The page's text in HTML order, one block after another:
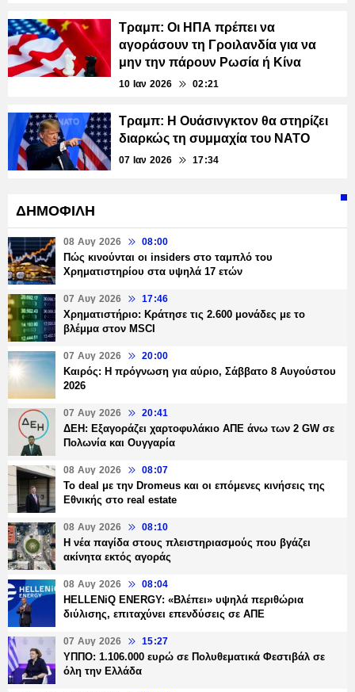
Τραμπ: Οι ΗΠΑ πρέπει να
αγοράσουν τη Γροιλανδία για να
μην την πάρουν Ρωσία ή Κίνα
10 Ιαν 2026 02:21
Τραμπ: Η Ουάσινγκτον θα στηρίζει
διαρκώς τη συμμαχία του ΝΑΤΟ
07 Ιαν 2026 17:34
ΔΗΜΟΦΙΛΗ
08 Αυγ 2026 08:00
Πώς κινούνται οι insiders στο ταμπλό του
Χρηματιστηρίου στα υψηλά 17 ετών
07 Αυγ 2026 17:46
Χρηματιστήριο: Κράτησε τις 2.600 μονάδες με το
βλέμμα στον MSCI
07 Αυγ 2026 20:00
Καιρός: Η πρόγνωση για αύριο, Σάββατο 8 Αυγούστου
2026
07 Αυγ 2026 20:41
ΔΕΗ: Εξαγοράζει χαρτοφυλάκιο ΑΠΕ άνω των 2 GW σε
Πολωνία και Ουγγαρία
08 Αυγ 2026 08:07
Το deal με την Dromeus και οι επόμενες κινήσεις της
Εθνικής στο real estate
08 Αυγ 2026 08:10
Η νέα παγίδα στους πλειστηριασμούς που βγάζει
ακίνητα εκτός αγοράς
08 Αυγ 2026 08:04
HELLENiQ ENERGY: «Βλέπει» υψηλά περιθώρια
διύλισης, επιταχύνει επενδύσεις σε ΑΠΕ
07 Αυγ 2026 15:27
ΥΠΠΟ: 1.106.000 ευρώ σε Πολυθεματικά Φεστιβάλ σε
όλη την Ελλάδα